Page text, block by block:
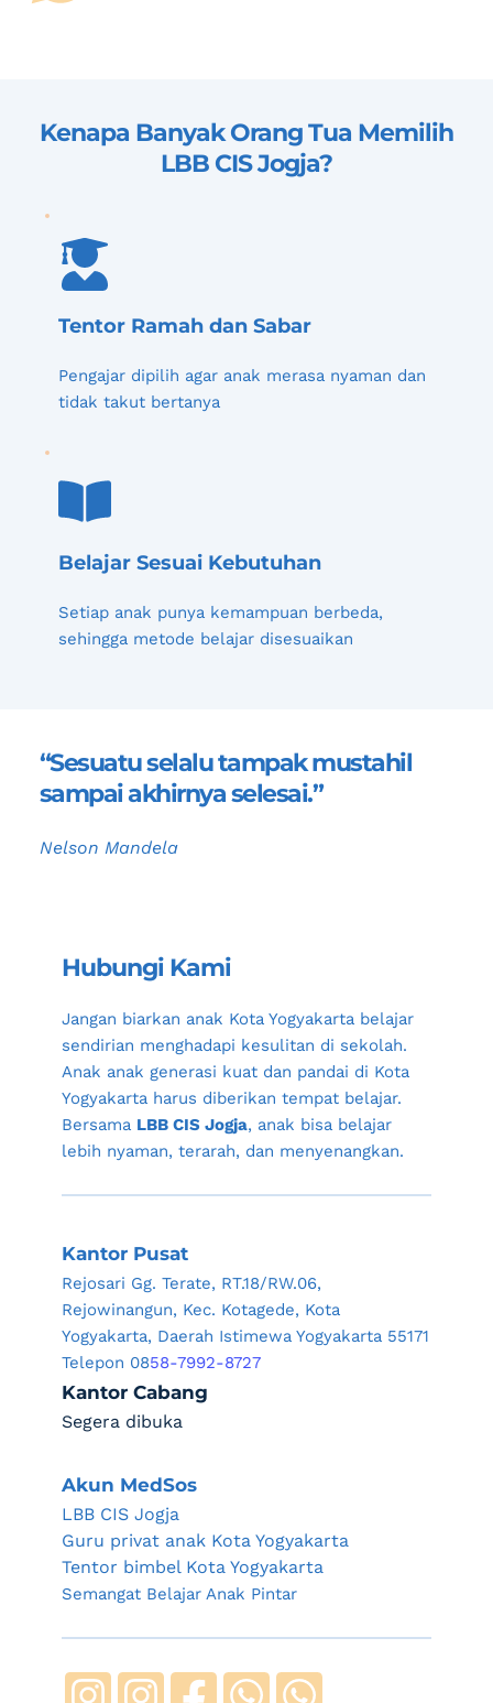
Kenapa Banyak Orang Tua Memilih
LBB CIS Jogja?
Tentor Ramah dan Sabar
Pengajar dipilih agar anak merasa nyaman dan
tidak takut bertanya
Belajar Sesuai Kebutuhan
Setiap anak punya kemampuan berbeda,
sehingga metode belajar disesuaikan
“Sesuatu selalu tampak mustahil
sampai akhirnya selesai.”
Nelson Mandela
Hubungi Kami
Jangan biarkan anak Kota Yogyakarta belajar
sendirian menghadapi kesulitan di sekolah.
Anak anak generasi kuat dan pandai di Kota
Yogyakarta harus diberikan tempat belajar.
Bersama LBB CIS Jogja, anak bisa belajar
lebih nyaman, terarah, dan menyenangkan.
Kantor Pusat
Rejosari Gg. Terate, RT.18/RW.06,
Rejowinangun, Kec. Kotagede, Kota
Yogyakarta, Daerah Istimewa Yogyakarta 55171
Telepon 0858-7992-8727
Kantor Cabang
Segera dibuka
Akun MedSos
LBB CIS Jogja
Guru privat anak Kota Yogyakarta
Tentor bimbel Kota Yogyakarta
Semangat Belajar Anak Pintar